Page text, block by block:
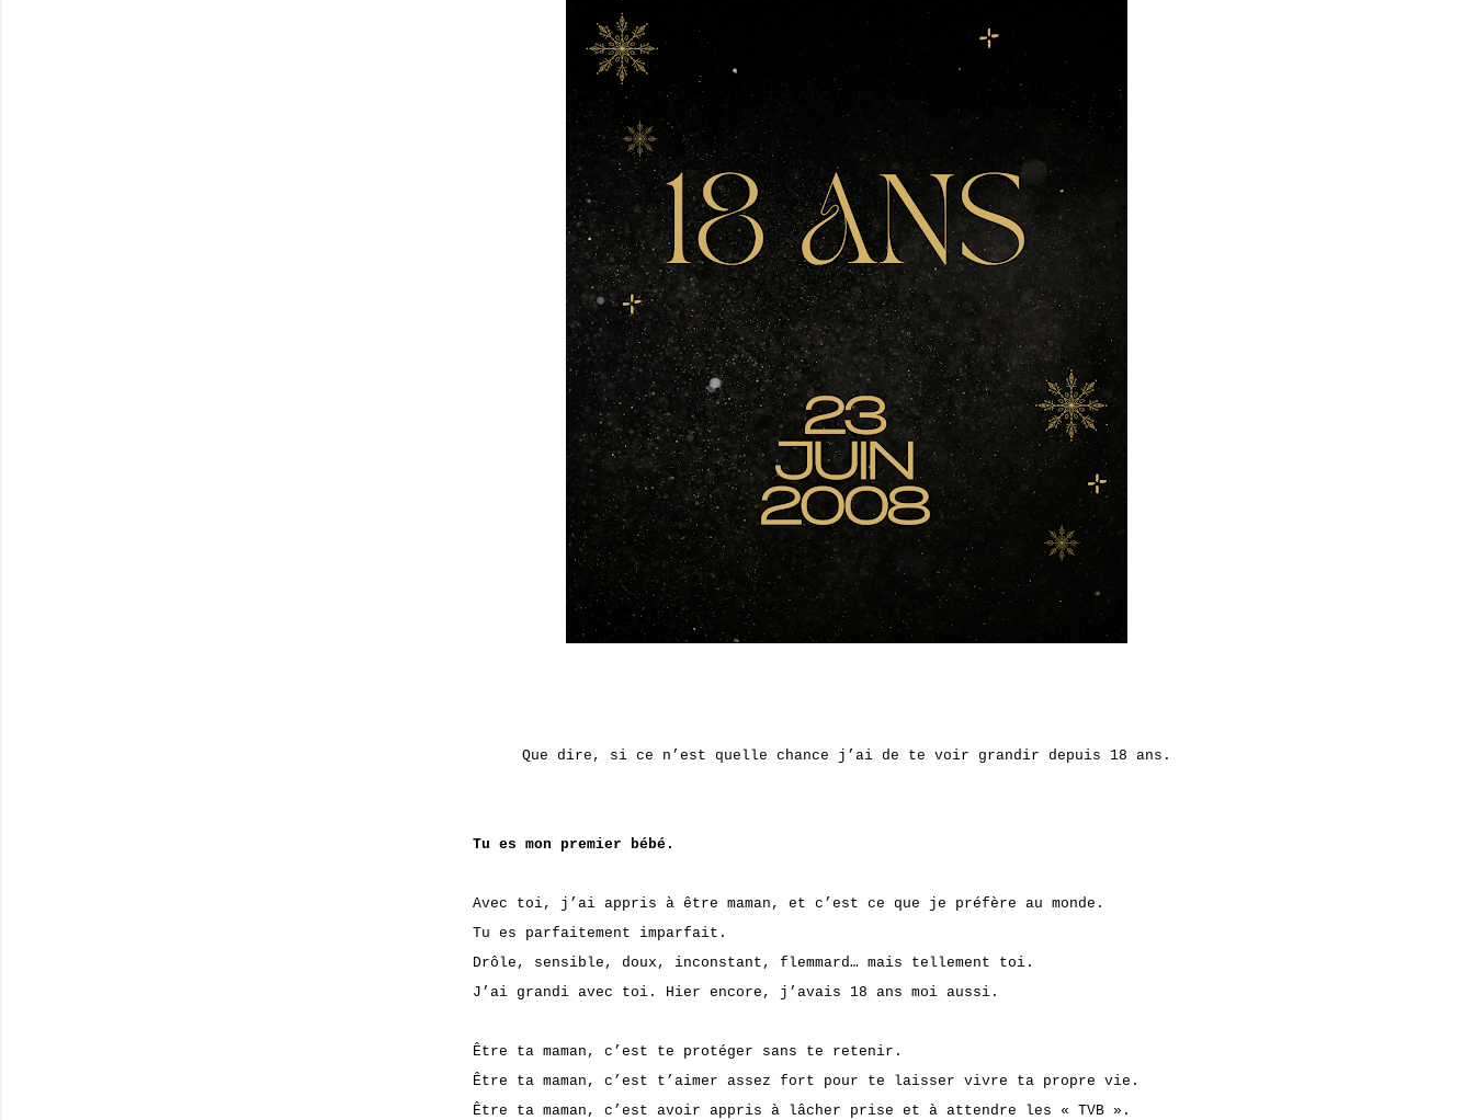
Que dire, si ce n’est quelle chance j’ai de te voir grandir depuis 18 ans.
Tu es mon premier bébé.
Avec toi, j’ai appris à être maman, et c’est ce que je préfère au monde.
Tu es parfaitement imparfait.
Drôle, sensible, doux, inconstant, flemmard… mais tellement toi.
J’ai grandi avec toi. Hier encore, j’avais 18 ans moi aussi.
Être ta maman, c’est te protéger sans te retenir.
Être ta maman, c’est t’aimer assez fort pour te laisser vivre ta propre vie.
Être ta maman, c’est avoir appris à lâcher prise et à attendre les « TVB ».